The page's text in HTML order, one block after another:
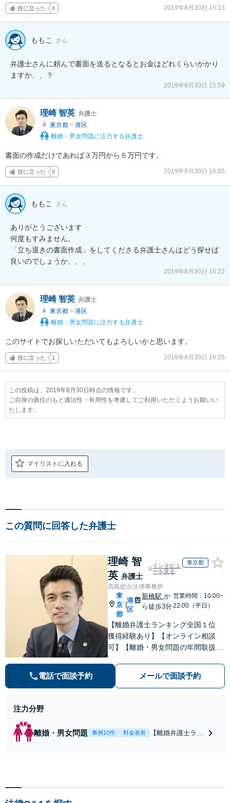
役に立った 0 2019年8月30日 15:13
ももこ さん
弁護士さんに頼んで書面を送るとなるとお金はどれくらいかかり
ますか、、？
2019年8月30日 15:59
理崎 智英 弁護士
東京都 > 港区
離婚・男女問題に注力する弁護士
書面の作成だけであれば３万円から５万円です。
役に立った 0 2019年8月30日 16:05
ももこ さん
ありがとうございます
何度もすみません。
「立ち退きの書面作成」をしてくださる弁護士さんはどう探せば
良いのでしょうか、、、
2019年8月30日 16:22
理崎 智英 弁護士
東京都 > 港区
離婚・男女問題に注力する弁護士
このサイトでお探しいただいてもよろしいかと思います。
役に立った 1 2019年8月30日 16:25
この投稿は、2019年8月30日時点の情報です。
ご自身の責任のもと適法性・有用性を考慮してご利用いただくようお願いい
たします。
マイリストに入れる
この質問に回答した弁護士
理崎 智
英 弁護士
インタビュ
ーを見る
東京都
高島総合法律事務所
東
京
都
|
港
区
新橋駅か
ら徒歩3分
営業時間：10:00~
22:00（平日）
【離婚弁護士ランキング全国１位
獲得経験あり】【オンライン相談
可】【離婚・男女問題の年間取扱件
き寝入りしたくないという方は是非
ご相談ください。
電話で面談予約 メールで面談予約
注力分野
離婚・男女問題 事例10件 料金表有
【離婚弁護士ラン